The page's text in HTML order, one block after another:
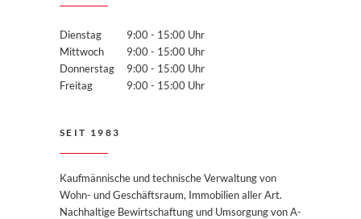
Dienstag
Mittwoch
Donnerstag
Freitag
9:00 - 15:00 Uhr
9:00 - 15:00 Uhr
9:00 - 15:00 Uhr
9:00 - 15:00 Uhr
SEIT 1983
Kaufmännische und technische Verwaltung von
Wohn- und Geschäftsraum, Immobilien aller Art.
Nachhaltige Bewirtschaftung und Umsorgung von A-